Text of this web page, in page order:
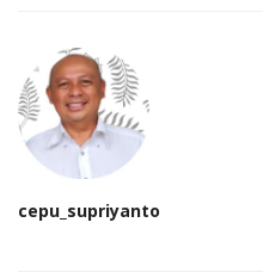
cepu_supriyanto